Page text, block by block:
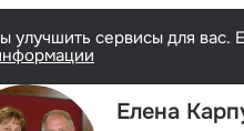
сервисы для вас.
Елена